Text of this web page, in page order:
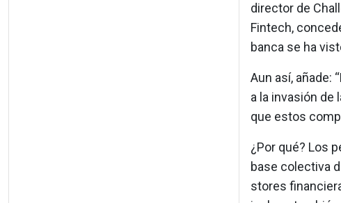
director de
Fintech,
banca se ha
Aun así, añade:
a la invasión de
que estos
¿Por qué? Los
base colectiva
stores